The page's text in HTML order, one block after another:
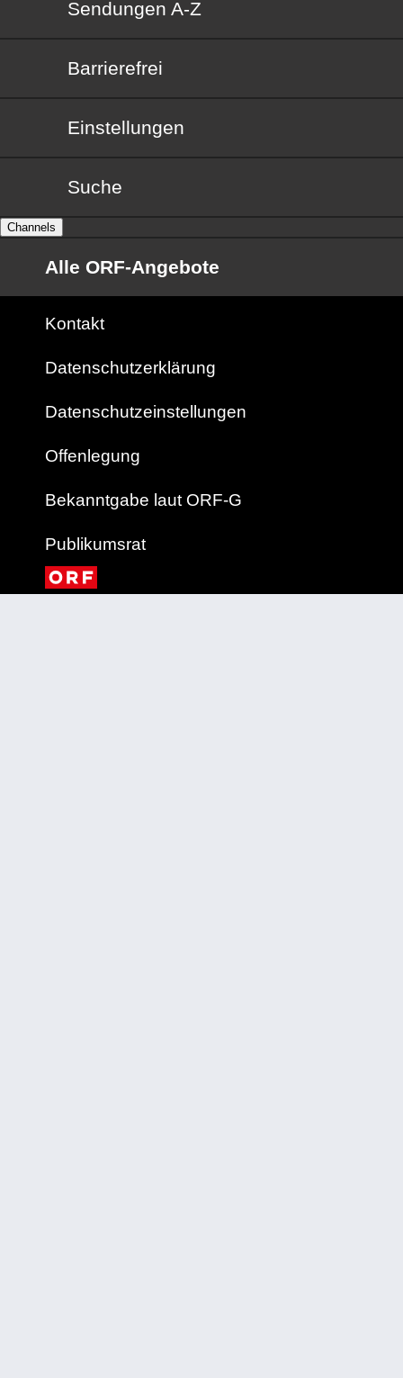
Sendungen von A bis Z
Sendungen A-Z
Barrierefrei
Barrierefrei
Einstellungen
Suche
Channels
Alle ORF-Angebote
Kontakt
Datenschutzerklärung
Datenschutzeinstellungen
Offenlegung
Bekanntgabe laut ORF-G
Publikumsrat